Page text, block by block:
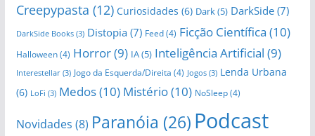
Creepypasta (12) Curiosidades (6) Dark(5) DarkSide(7)
DarkSide Books(3) Distopia(7) Feed(4) Ficção Científica (10)
Halloween(4) Horror(9) IA(5) Inteligência Artificial (9)
Interestellar(3) Jogo da Esquerda/Direita (4) Jogos(3) Lenda Urbana
(6) LoFi (3) Medos(10) Mistério(10) NoSleep(4)
Novidades (8) Paranóia (26) Podcast